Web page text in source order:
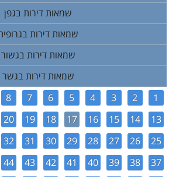
שמאות דירות בגפן
שמאות דירות
שמאות דירות בגשור
שמאות דירות בגשר
1
2
3
4
5
6
7
8
13
14
15
16
17
18
19
20
25
26
27
28
29
30
31
32
37
38
39
40
41
42
43
44